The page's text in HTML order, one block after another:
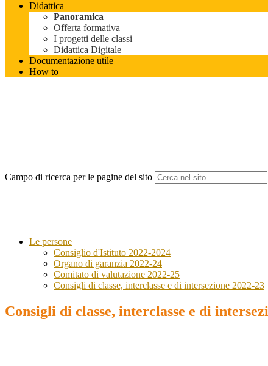
Didattica
Panoramica
Offerta formativa
I progetti delle classi
Didattica Digitale
Documentazione utile
How to
Campo di ricerca per le pagine del sito
Le persone
Consiglio d'Istituto 2022-2024
Organo di garanzia 2022-24
Comitato di valutazione 2022-25
Consigli di classe, interclasse e di intersezione 2022-23
Consigli di classe, interclasse e di